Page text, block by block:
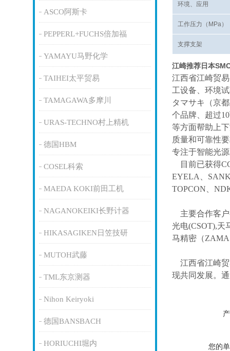
ASCO阿斯卡
PEPPERL+FUCHS倍加福
YAMAYU马野化学
TAIHEI太平贸易
TAMAGAWA多摩川
URAS-TECHNO村上精机
德国HBM
COSEL科索
MAEDA KOKI前田工机
NAGANOKEIKI长野计器
HIKASAGIKEN日笠技研
MUTOH武藤
TML东京测器
Nihon Keiryoki
德国BANSBACH
HORIUCHI堀内
环境、应用
工作压力（MPa）
支撑支架
江崎推荐日本
江西省江崎贸
工设备、环境
タマサキ（京
个品牌、超过
等方面帮助上
质量和可靠性
专注于智能光
目前已获得
EYELA、
TOPCON、
主要合作客
光电(CSOT),天
马精密（
江西省江崎
现共同发展。
您的